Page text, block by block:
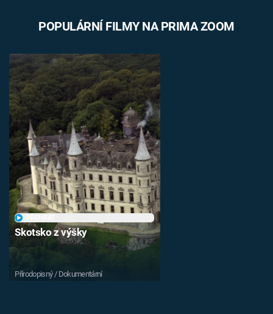
POPULÁRNÍ FILMY NA PRIMA ZOOM
Skotsko z výšky
Přírodopisný / Dokumentární